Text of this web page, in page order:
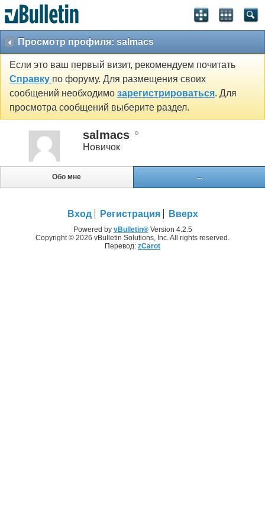
Просмотр профиля: salmacs
Если это ваш первый визит, рекомендуем почитать
Справку по форуму. Для размещения своих
сообщений необходимо зарегистрироваться. Для
просмотра сообщений выберите раздел.
salmacs
Новичок
Обо мне ...
Вход Регистрация Вверх
Powered by vBulletin®Version 4.2.5
Copyright © 2026 vBulletin Solutions, Inc. All rights reserved.
Перевод: zCarot